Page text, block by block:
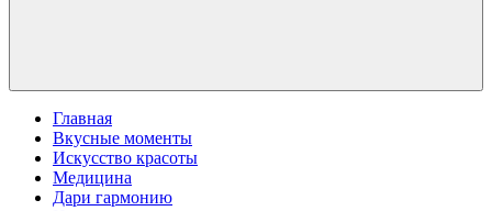
Главная
Вкусные моменты
Искусство красоты
Медицина
Дари гармонию